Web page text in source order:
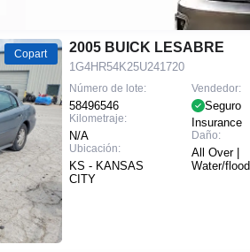
Copart 2005 BUICK LESABRE
1G4HR54K25U241720
Número de lote:
58496546
Kilometraje:
N/A
Ubicación:
KS - KANSAS
CITY
Vendedor:
Seguro
Insurance
Daño:
All Over |
Water/flood